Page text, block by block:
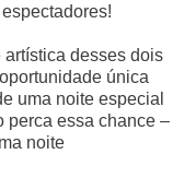
desses dois
única
uma noite especial
perca essa chance –
noite